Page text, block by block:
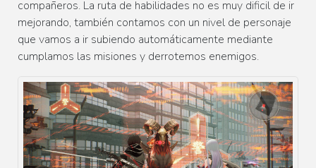
compañeros. La ruta de habilidades no es muy dificil de ir
mejorando, también contamos con un nivel de personaje
que vamos a ir subiendo automáticamente mediante
cumplamos las misiones y derrotemos enemigos.